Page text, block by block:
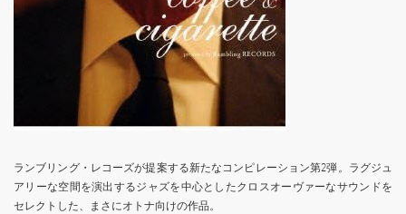
ランブリング・レコーズが提案する新たなコンピレーション第2弾。ラグジュ
アリーな空間を演出するジャズを中心としたクロスオーヴァーなサウンドを
セレクトした、まさにオトナ向けの作品。